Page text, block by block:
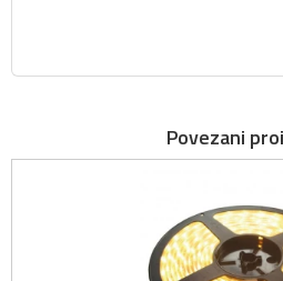
Povezani